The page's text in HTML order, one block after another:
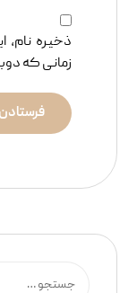
ذخیره نام،
زمانی که